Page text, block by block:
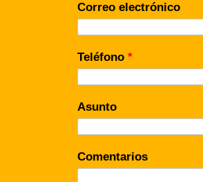
Correo electrónico
Teléfono *
Asunto
Comentarios